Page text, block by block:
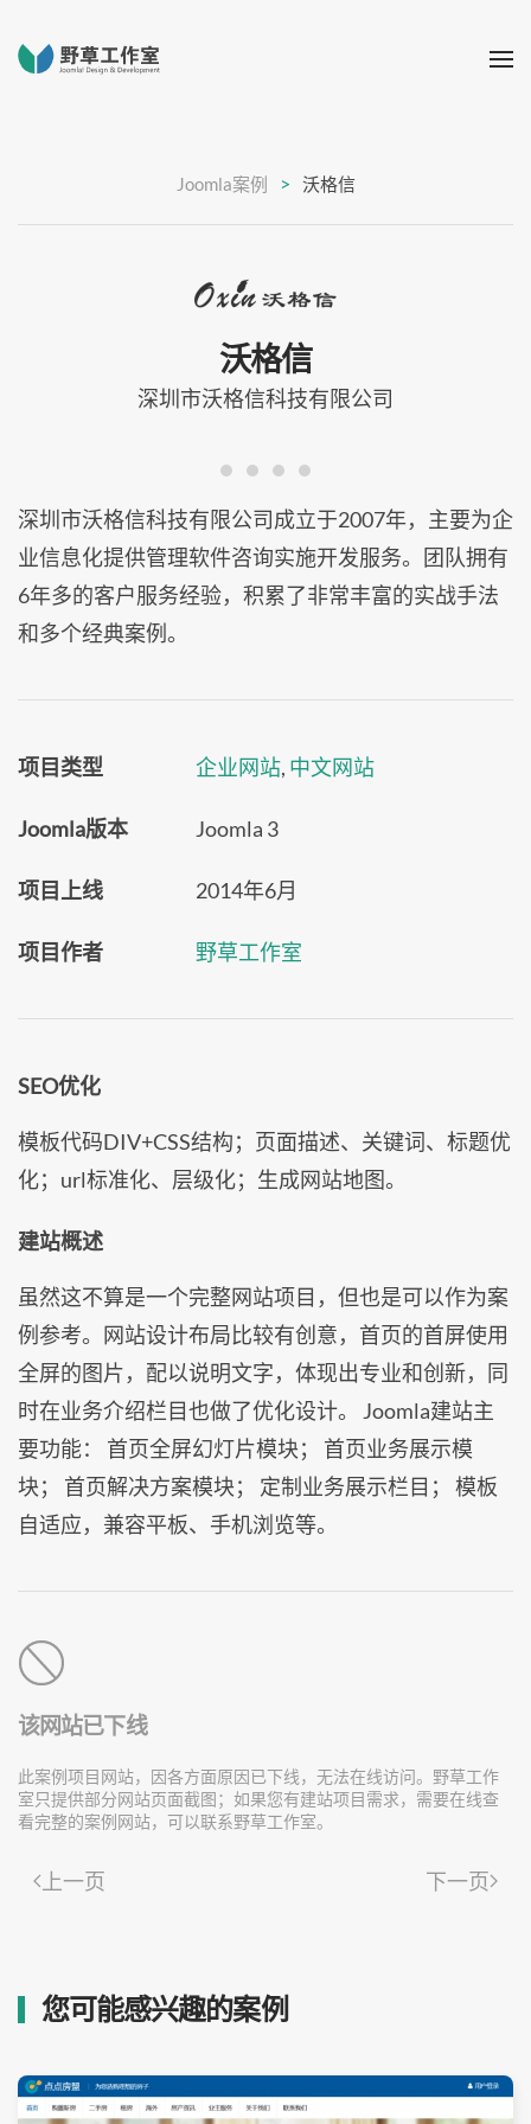
Joomla案例 沃格信
沃格信
深圳市沃格信科技有限公司
深圳市沃格信科技有限公司成立于2007年，主要为企
业信息化提供管理软件咨询实施开发服务。团队拥有
6年多的客户服务经验，积累了非常丰富的实战手法
和多个经典案例。
项目类型 企业网站, 中文网站
Joomla版本 Joomla 3
项目上线 2014年6月
项目作者 野草工作室
SEO优化
模板代码DIV+CSS结构；页面描述、关键词、标题优
化；url标准化、层级化；生成网站地图。
建站概述
虽然这不算是一个完整网站项目，但也是可以作为案
例参考。网站设计布局比较有创意，首页的首屏使用
全屏的图片，配以说明文字，体现出专业和创新，同
时在业务介绍栏目也做了优化设计。 Joomla建站主
要功能： 首页全屏幻灯片模块； 首页业务展示模
块； 首页解决方案模块； 定制业务展示栏目； 模板
自适应，兼容平板、手机浏览等。
该网站已下线
此案例项目网站，因各方面原因已下线，无法在线访问。野草工作
室只提供部分网站页面截图；如果您有建站项目需求，需要在线查
看完整的案例网站，可以联系野草工作室。
上一页 下一页
您可能感兴趣的案例